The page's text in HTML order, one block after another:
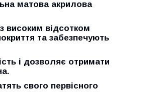
матова акрилова
високим відсотком
та забезпечують
і дозволяє отримати
свого первісного